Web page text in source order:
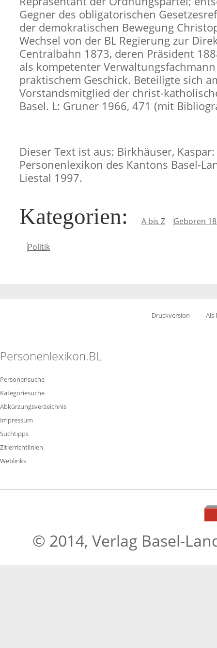
Gegner des obligatorischen
der demokratischen Bewegung
Wechsel von der BL Regierung zur
Centralbahn 1873, deren Präsident
als kompetenter
praktischem Geschick. Beteiligte sich
Vorstandsmitglied der christ-
Basel. L: Gruner 1966, 471 (mit
Dieser Text ist aus: Birkhäuser, Kaspar:
Personenlexikon des Kantons Basel-
Liestal 1997.
Kategorien: A bis Z Geboren
Politik
Druckversion Als
Personenlexikon.BL
Personensuche
Kategoriesuche
Abkürzungsverzeichnis
Impressum
Suchtipps
Zitierrichtlinien
Weblinks
© 2014, Verlag Basel-